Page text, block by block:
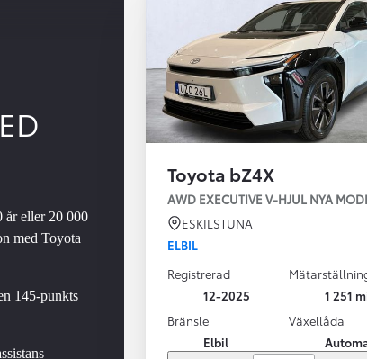
Från 324 900 kr
Från 3 194 kr/mån
Toyota C-HR
år eller 20 000
med Toyota
145-punkts
Toyota bZ4X
AWD EXECUTIVE V-HJUL NYA
ESKILSTUNA
ELBIL
Registrerad
12-2025
1 251
Bränsle
Elbil
Växellåda